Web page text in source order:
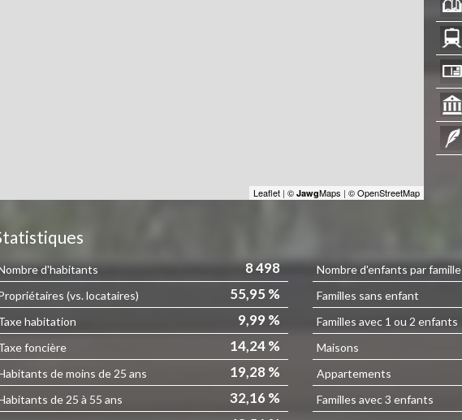
Leaflet| © JawgMaps | © OpenStreetMap
Statistiques
d'habitants 8 498
(vs. locataires) 55,95 %
habitation 9,99 %
foncière 14,24 %
de moins de 25 ans 19,28 %
de 25 à 55 ans 32,16 %
Nombre d'enfants par famille
Familles sans enfant
Familles avec 1 ou 2 enfants
Maisons
Appartements
Familles avec 3 enfants